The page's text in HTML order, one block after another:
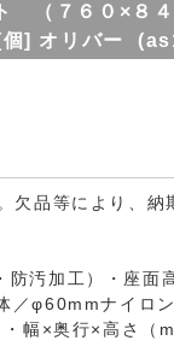
（７６０×８４
] オリバー
欠品等により、納
防汚加工）・座面
φ60mmナイロ
幅×奥行×高さ（